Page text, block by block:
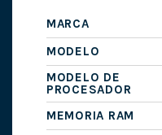
MARCA
MODELO
MODELO DE
PROCESADOR
MEMORIA RAM